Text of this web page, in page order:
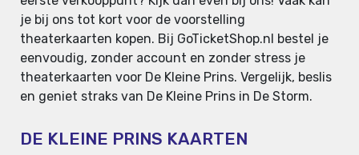
je bij ons tot kort voor de voorstelling
theaterkaarten kopen. Bij GoTicketShop.nl bestel je
eenvoudig, zonder account en zonder stress je
theaterkaarten voor De Kleine Prins. Vergelijk, beslis
en geniet straks van De Kleine Prins in De Storm.
DE KLEINE PRINS KAARTEN